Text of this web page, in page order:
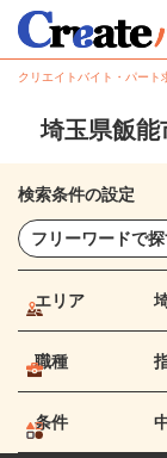
クリエイトバイト・パート
埼玉県飯能
検索条件の設定
エリア
職種
条件